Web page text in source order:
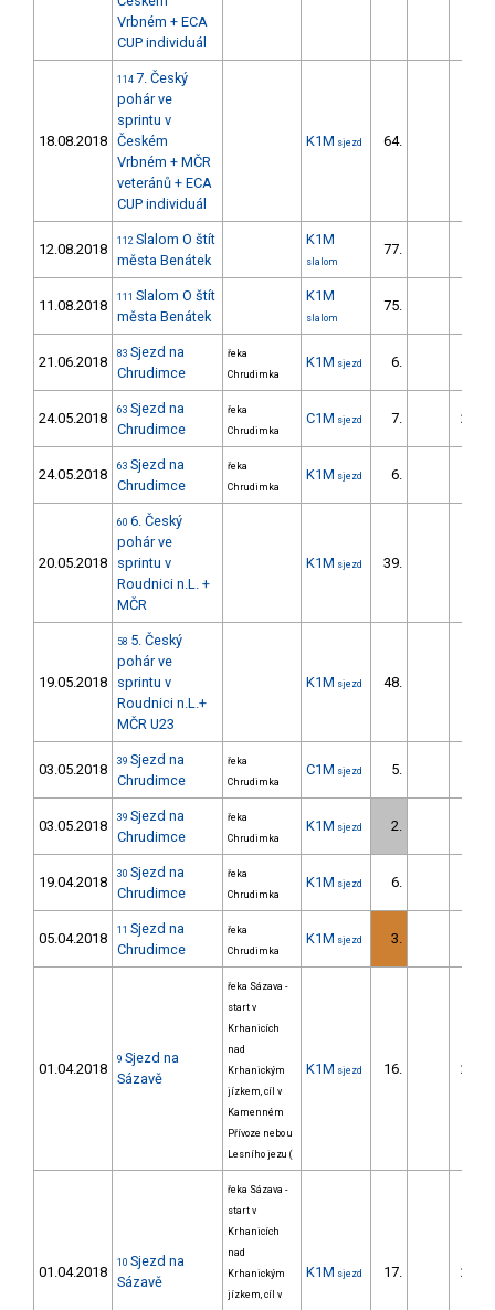
Vrbném + ECA
CUP individuál
18.08.2018
114 7. Český
pohár ve
sprintu v
Českém
Vrbném + MČR
veteránů + ECA
CUP individuál
K1M sjezd 64.
12.08.2018 112 Slalom O štít
města Benátek
K1M
slalom
77.
11.08.2018 111 Slalom O štít
města Benátek
K1M
slalom
75.
21.06.2018 83 Sjezd na
Chrudimce
řeka
Chrudimka
K1M sjezd 6.
24.05.2018 63 Sjezd na
Chrudimce
řeka
Chrudimka
C1M sjezd 7.
24.05.2018 63 Sjezd na
Chrudimce
řeka
Chrudimka
K1M sjezd 6.
20.05.2018
60 6. Český
pohár ve
sprintu v
Roudnici n.L. +
MČR
K1M sjezd 39.
19.05.2018
58 5. Český
pohár ve
sprintu v
Roudnici n.L.+
MČR U23
K1M sjezd 48.
03.05.2018 39 Sjezd na
Chrudimce
řeka
Chrudimka
C1M sjezd 5.
03.05.2018 39 Sjezd na
Chrudimce
řeka
Chrudimka
K1M sjezd 2.
19.04.2018 30 Sjezd na
Chrudimce
řeka
Chrudimka
K1M sjezd 6.
05.04.2018 11 Sjezd na
Chrudimce
řeka
Chrudimka
K1M sjezd 3.
01.04.2018
9 Sjezd na
Sázavě
řeka Sázava -
start v
Krhanicích
nad
Krhanickým
jízkem, cíl v
Kamenném
Přívoze nebo u
Lesního jezu (
K1M sjezd 16.
01.04.2018
10 Sjezd na
Sázavě
řeka Sázava -
start v
Krhanicích
nad
Krhanickým
jízkem, cíl v
K1M sjezd 17.